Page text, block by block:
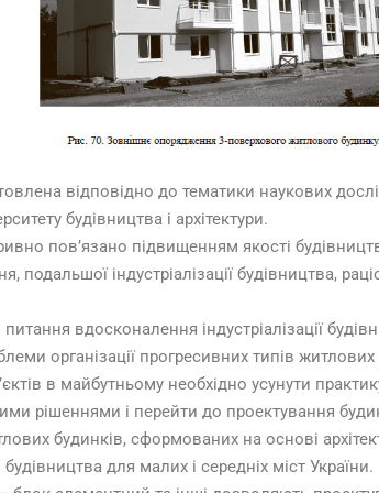
відповідно до тематики наукових
будівництва і архітектури.
пов’язано підвищенням якості
індустріалізації будівництва,
вдосконалення індустріалізації
організації прогресивних типів житлових
в майбутньому необхідно усунути практику
рішеннями і перейти до проектування
будинків, сформованих на основі
для малих і середніх міст України.